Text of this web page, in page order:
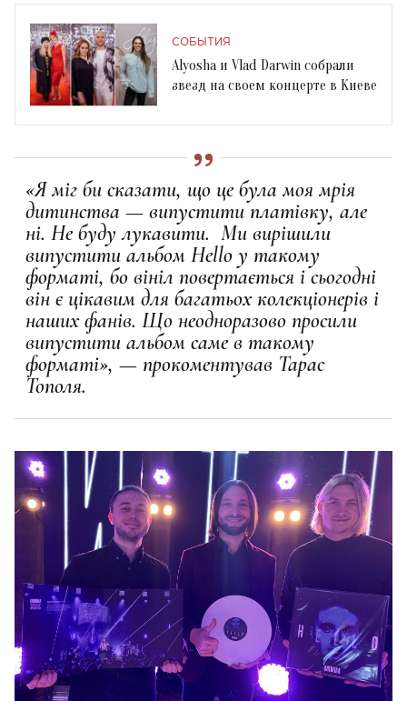
СОБЫТИЯ
Alyosha и Vlad Darwin собрали
звезд на своем концерте в Киеве
«Я міг би сказати, що це була моя мрія
дитинства — випустити платівку, але
ні. Не буду лукавити. Ми вирішили
випустити альбом Hello у такому
форматі, бо вініл повертається і сьогодні
він є цікавим для багатьох колекціонерів і
наших фанів. Що неодноразово просили
випустити альбом саме в такому
форматі», — прокоментував Тарас
Тополя.